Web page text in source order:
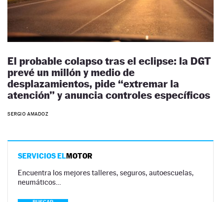
El probable colapso tras el eclipse: la DGT
prevé un millón y medio de
desplazamientos, pide “extremar la
atención” y anuncia controles específicos
SERGIO AMADOZ
SERVICIOS ELMOTOR
Encuentra los mejores talleres, seguros, autoescuelas,
neumáticos…